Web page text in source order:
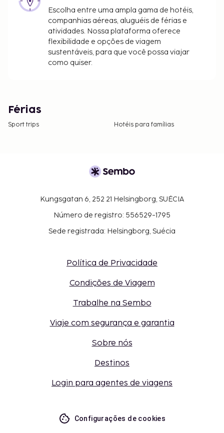
Escolha entre uma ampla gama de hotéis,
companhias aéreas, aluguéis de férias e
atividades. Nossa plataforma oferece
flexibilidade e opções de viagem
sustentáveis, para que você possa viajar
como quiser.
Férias
Sport trips Hotéis para famílias
Kungsgatan 6, 252 21 Helsingborg, SUÉCIA
Número de registro: 556529-1795
Sede registrada: Helsingborg, Suécia
Política de Privacidade
Condições de Viagem
Trabalhe na Sembo
Viaje com segurança e garantia
Sobre nós
Destinos
Login para agentes de viagens
Configurações de cookies